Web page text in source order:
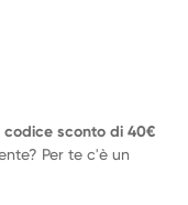
codice sconto di 40€
Per te c'è un